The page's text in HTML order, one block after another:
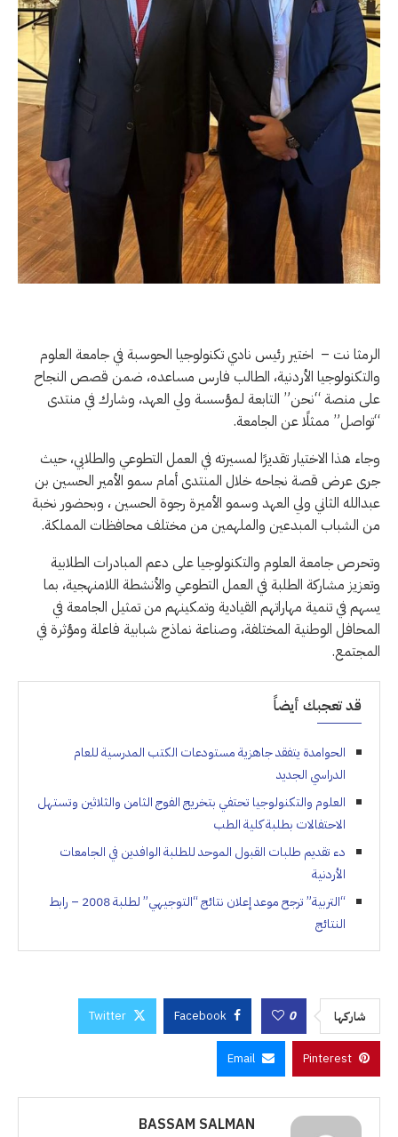
الرمثا نت – اختير رئيس نادي تكنولوجيا الحوسبة في جامعة العلوم
والتكنولوجيا الأردنية، الطالب فارس مساعده، ضمن قصص النجاح
على منصة “نحن” التابعة لـمؤسسة ولي العهد، وشارك في منتدى
“تواصل” ممثلًا عن الجامعة.
وجاء هذا الاختيار تقديرًا لمسيرته في العمل التطوعي والطلابي، حيث
جرى عرض قصة نجاحه خلال المنتدى أمام سمو الأمير الحسين بن
عبدالله الثاني ولي العهد وسمو الأميرة رجوة الحسين ، وبحضور نخبة
من الشباب المبدعين والملهمين من مختلف محافظات المملكة.
وتحرص جامعة العلوم والتكنولوجيا على دعم المبادرات الطلابية
وتعزيز مشاركة الطلبة في العمل التطوعي والأنشطة اللامنهجية، بما
يسهم في تنمية مهاراتهم القيادية وتمكينهم من تمثيل الجامعة في
المحافل الوطنية المختلفة، وصناعة نماذج شبابية فاعلة ومؤثرة في
المجتمع.
قد تعجبك أيضاً
الحوامدة يتفقد جاهزية مستودعات الكتب المدرسية للعام
الدراسي الجديد
العلوم والتكنولوجيا تحتفي بتخريج الفوج الثامن والثلاثين وتستهل
الاحتفالات بطلبة كلية الطب
دء تقديم طلبات القبول الموحد للطلبة الوافدين في الجامعات
الأردنية
“التربية” ترجح موعد إعلان نتائج “التوجيهي” لطلبة 2008 – رابط
النتائج
شاركها 0
Facebook
Twitter
Pinterest
Email
BASSAM SALMAN